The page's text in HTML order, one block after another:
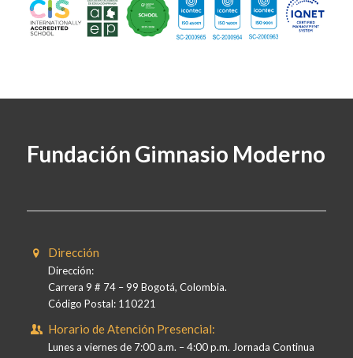
Fundación Gimnasio Moderno
Dirección
Dirección:
Carrera 9 # 74 – 99 Bogotá, Colombia.
Código Postal: 110221
Horario de Atención Presencial:
Lunes a viernes de 7:00 a.m. – 4:00 p.m. Jornada Continua